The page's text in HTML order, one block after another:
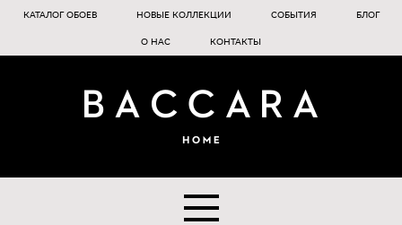
КАТАЛОГ ОБОЕВ НОВЫЕ КОЛЛЕКЦИИ СОБЫТИЯ БЛОГ
О НАС КОНТАКТЫ